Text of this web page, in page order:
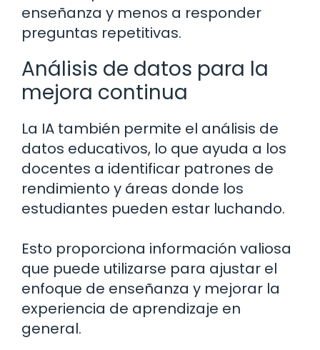
enseñanza y menos a responder
preguntas repetitivas.
Análisis de datos para la
mejora continua
La IA también permite el análisis de
datos educativos, lo que ayuda a los
docentes a identificar patrones de
rendimiento y áreas donde los
estudiantes pueden estar luchando.
Esto proporciona información valiosa
que puede utilizarse para ajustar el
enfoque de enseñanza y mejorar la
experiencia de aprendizaje en
general.